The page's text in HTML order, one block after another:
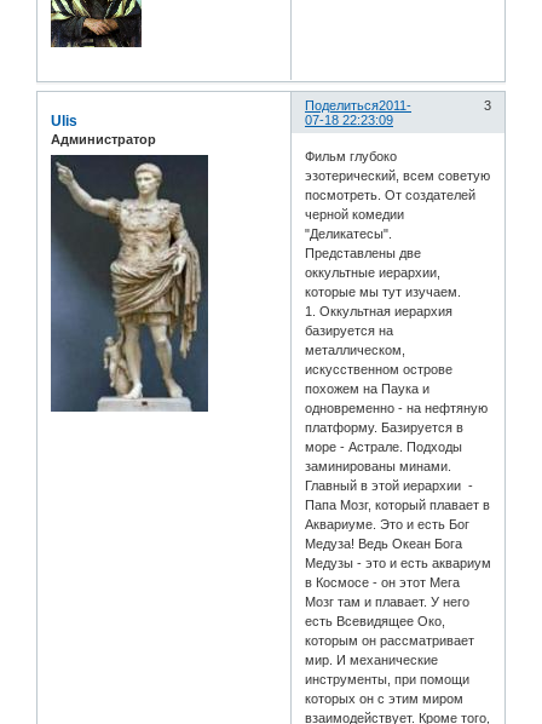
Поделиться 3
2011-
07-18 22:23:09
Ulis
Администратор
Фильм глубоко
эзотерический, всем советую
посмотреть. От создателей
черной комедии
"Деликатесы".
Представлены две
оккультные иерархии,
которые мы тут изучаем.
1. Оккультная иерархия
базируется на
металлическом,
искусственном острове
похожем на Паука и
одновременно - на нефтяную
платформу. Базируется в
море - Астрале. Подходы
заминированы минами.
Главный в этой иерархии -
Папа Мозг, который плавает в
Аквариуме. Это и есть Бог
Медуза! Ведь Океан Бога
Медузы - это и есть аквариум
в Космосе - он этот Мега
Мозг там и плавает. У него
есть Всевидящее Око,
которым он рассматривает
мир. И механические
инструменты, при помощи
которых он с этим миром
взаимодействует. Кроме того,